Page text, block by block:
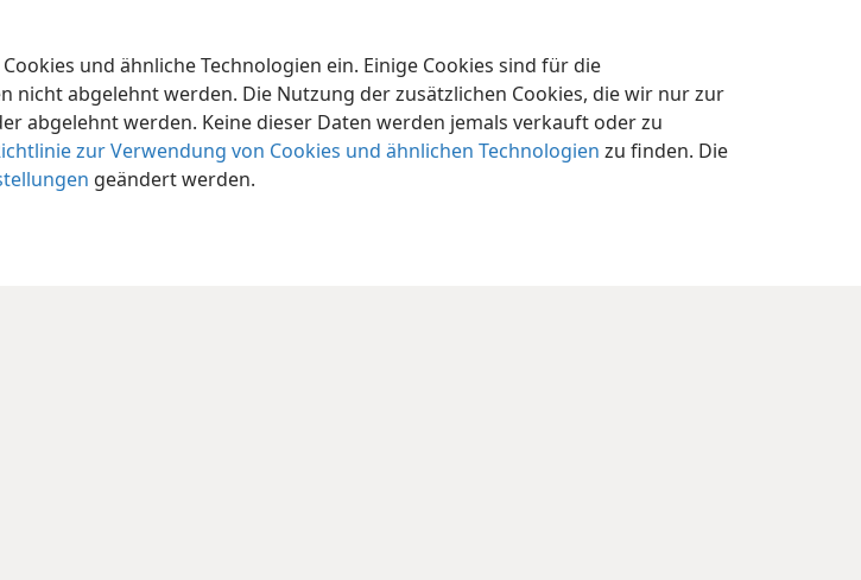
und ähnliche Technologien ein. Einige Cookies sind für die
abgelehnt werden. Die Nutzung der zusätzlichen Cookies, die wir nur zur
abgelehnt werden. Keine dieser Daten werden jemals verkauft oder zu
zur Verwendung von Cookies und ähnlichen Technologien zu finden. Die
geändert werden.